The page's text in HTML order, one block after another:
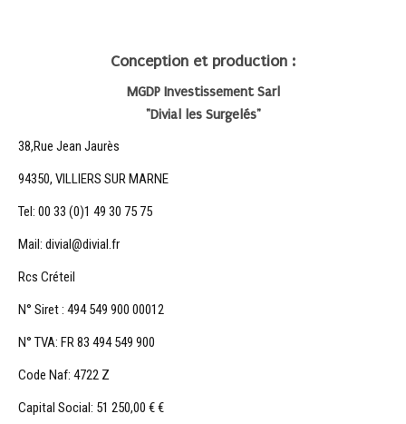
Conception et production :
MGDP Investissement Sarl
"Divial les Surgelés"
38,Rue Jean Jaurès
94350, VILLIERS SUR MARNE
Tel: 00 33 (0)1 49 30 75 75
Mail: divial@divial.fr
Rcs Créteil
N° Siret : 494 549 900 00012
N° TVA: FR 83 494 549 900
Code Naf: 4722 Z
Capital Social: 51 250,00 € €